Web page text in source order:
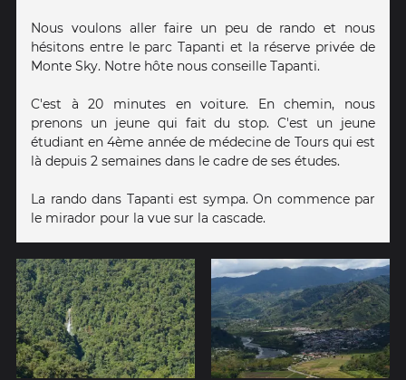
Nous voulons aller faire un peu de rando et nous
hésitons entre le parc Tapanti et la réserve privée de
Monte Sky. Notre hôte nous conseille Tapanti.
C'est à 20 minutes en voiture. En chemin, nous
prenons un jeune qui fait du stop. C'est un jeune
étudiant en 4ème année de médecine de Tours qui est
là depuis 2 semaines dans le cadre de ses études.
La rando dans Tapanti est sympa. On commence par
le mirador pour la vue sur la cascade.